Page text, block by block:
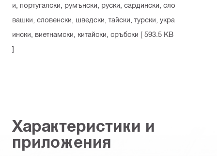
и, португалски, румънски, руски, сардински, сло
вашки, словенски, шведски, тайски, турски, укра
ински, виетнамски, китайски, сръбски [ 593.5 KB
]
Характеристики и
приложения